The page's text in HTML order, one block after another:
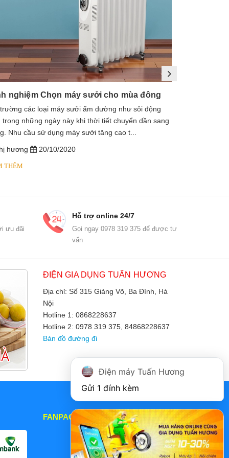
nghiệm Chọn máy sưởi cho mùa đông
các loại máy sưởi ấm dường như sôi động
trong những ngày này khi thời tiết chuyển dần sang
Nhu cầu sử dụng máy sưởi tăng cao t...
hương 20/10/2020
THÊM
ưu đãi
Hỗ trợ online 24/7
Gọi ngay 0978 319 375 để được tư
vấn
ĐIỆN GIA DỤNG TUẤN HƯƠNG
Địa chỉ: Số 315 Giảng Võ, Ba Đình, Hà
Nội
Hotline 1: 0868228637
Hotline 2: 0978 319 375, 84868228637
Bản đồ đường đi
FANPAGE
Điện máy Tuấn Hương
Gửi 1 đính kèm